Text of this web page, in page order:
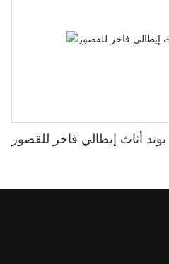
أثاث إيطالي فاخر للقصور